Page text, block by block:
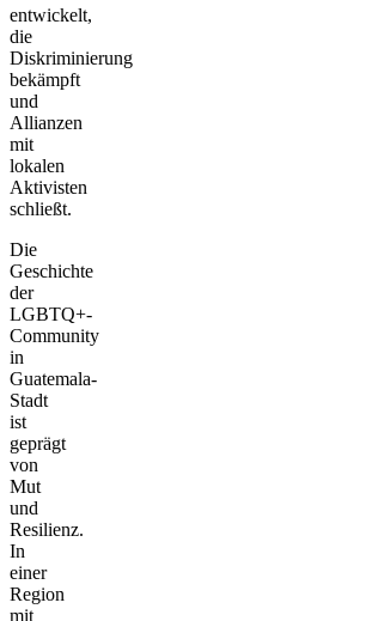
entwickelt,
die
Diskriminierung
bekämpft
und
Allianzen
mit
lokalen
Aktivisten
schließt.
Die
Geschichte
der
LGBTQ+-
Community
in
Guatemala-
Stadt
ist
geprägt
von
Mut
und
Resilienz.
In
einer
Region
mit